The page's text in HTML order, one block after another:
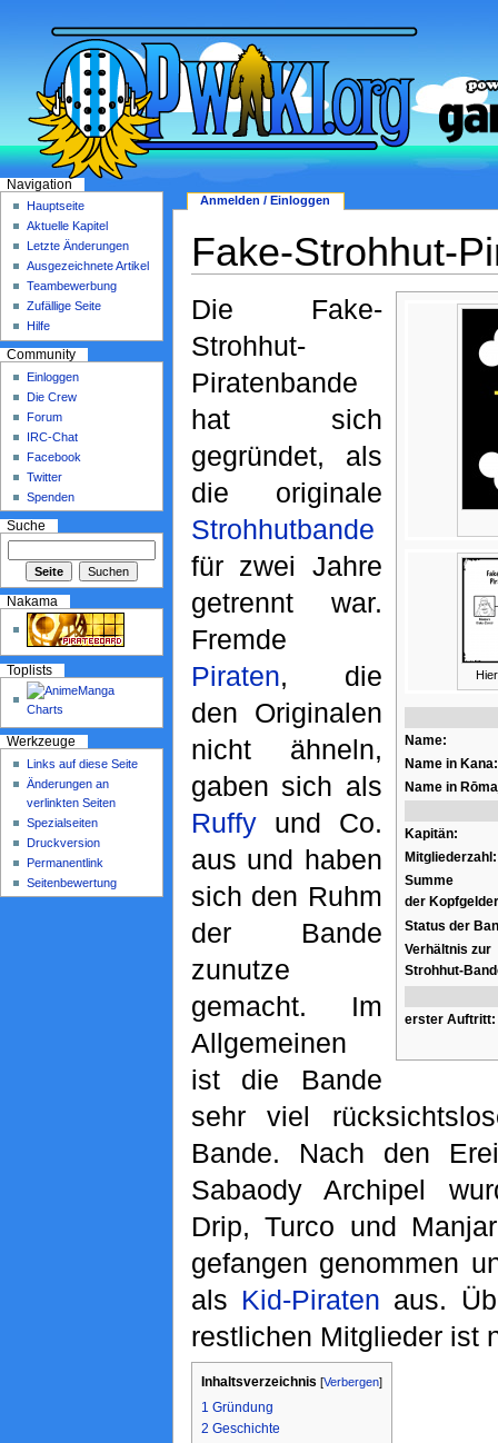
Fake-Strohhut-
Name:
Name in Kana:
Name in
Kapitän:
Mitgliederzahl:
Summe
der
Status der
Verhältnis zur
Strohhut-
erster Auftritt:
Die Fake-
Strohhut-
Piratenbande
hat sich
gegründet, als
die originale
Strohhutbande
für zwei Jahre
getrennt war.
Fremde
Piraten, die
den Originalen
nicht ähneln,
gaben sich als
Ruffyund Co.
aus und haben
sich den Ruhm
der Bande
zunutze
gemacht. Im
Allgemeinen
ist die Bande
sehr viel
Bande. Nach den
Sabaody Archipel
Drip, Turco und
gefangen genommen
als Kid-Piraten aus.
restlichen Mitglieder ist
Inhaltsverzeichnis [Verbergen]
1 Gründung
2 Geschichte
Anmelden / Einloggen
Navigation
Hauptseite
Aktuelle Kapitel
Letzte Änderungen
Ausgezeichnete Artikel
Teambewerbung
Zufällige Seite
Hilfe
Community
Einloggen
Die Crew
Forum
IRC-Chat
Facebook
Twitter
Spenden
Suche
Nakama
Toplists
Werkzeuge
Links auf diese Seite
Änderungen an
verlinkten Seiten
Spezialseiten
Druckversion
Permanentlink
Seitenbewertung